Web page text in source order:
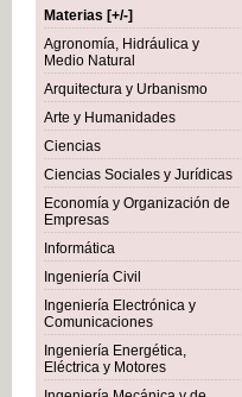
Materias [+/-]
Agronomía, Hidráulica y
Medio Natural
Arquitectura y Urbanismo
Arte y Humanidades
Ciencias
Ciencias Sociales y Jurídicas
Economía y Organización de
Empresas
Informática
Ingeniería Civil
Ingeniería Electrónica y
Comunicaciones
Ingeniería Energética,
Eléctrica y Motores